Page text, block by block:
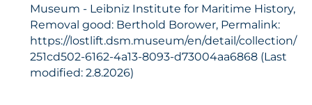
Museum - Leibniz Institute for Maritime History,
Removal good: Berthold Borower, Permalink:
https://lostlift.dsm.museum/en/detail/collection/
251cd502-6162-4a13-8093-d73004aa6868 (Last
modified: 2.8.2026)